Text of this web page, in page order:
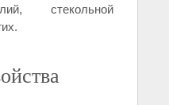
стекольной